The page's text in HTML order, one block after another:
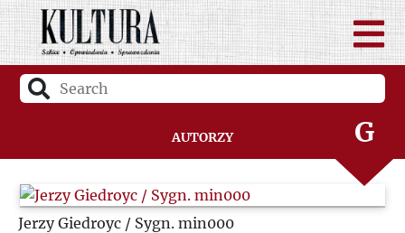
Autorzy
D
F
G
H
Jerzy Giedroyc / Sygn. min000
A
B
C
D